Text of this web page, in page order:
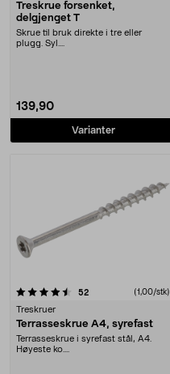
Treskrue forsenket,
delgjenget T
Skrue til bruk direkte i tre eller
plugg. Syl....
139,90
Varianter
52anmeldelser (1,00/stk)
Treskruer
Terrasseskrue A4, syrefast
Terrasseskrue i syrefast stål, A4.
Høyeste ko....
4.5 av 5 stjerner